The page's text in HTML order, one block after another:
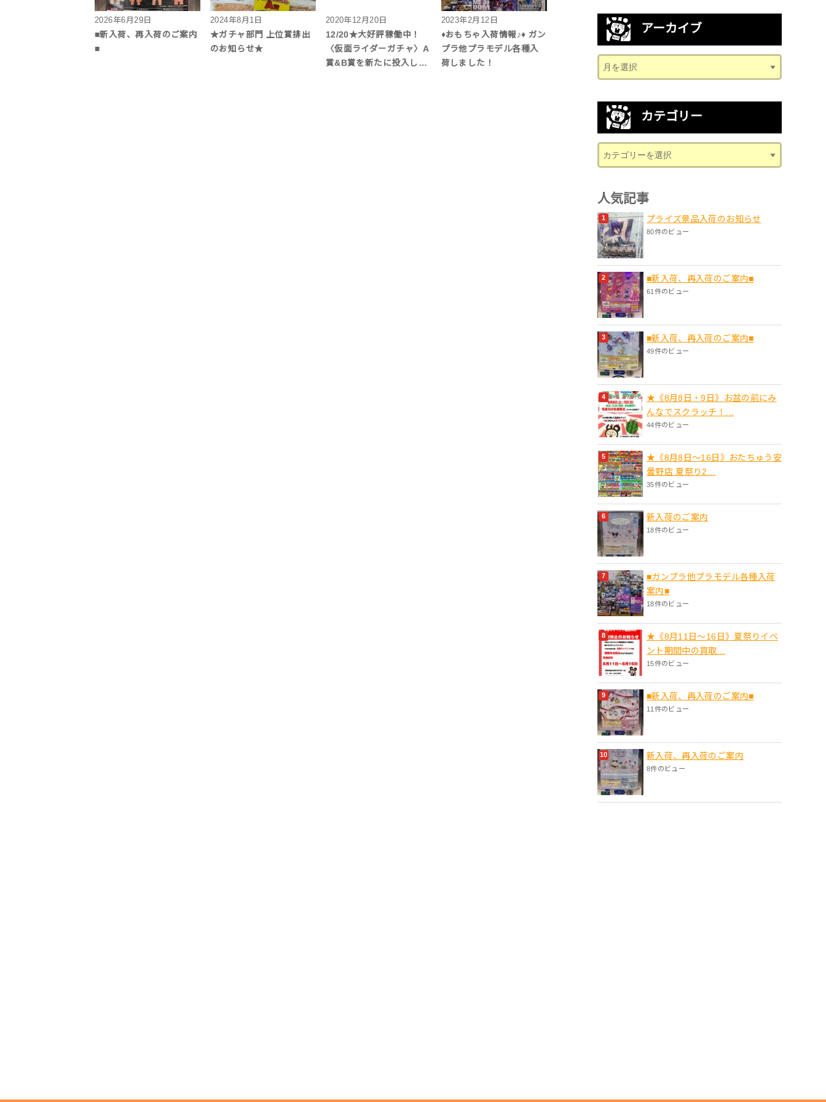
2026年6月29日
■新入荷、再入荷のご案内
■
2024年8月1日
★ガチャ部門 上位賞排出
のお知らせ★
2020年12月20日
12/20★大好評稼働中！
〈仮面ライダーガチャ〉A
賞&B賞を新たに投入し…
2023年2月12日
♦おもちゃ入荷情報♪♦ ガン
プラ他プラモデル各種入
荷しました！
アーカイブ
カテゴリー
人気記事
プライズ景品入荷のお知らせ
80件のビュー
■新入荷、再入荷のご案内■
61件のビュー
■新入荷、再入荷のご案内■
49件のビュー
★《8月8日・9日》お盆の前にみ
んなでスクラッチ！...
44件のビュー
★《8月8日～16日》おたちゅう安
曇野店 夏祭り2...
35件のビュー
新入荷のご案内
18件のビュー
■ガンプラ他プラモデル各種入荷
案内■
18件のビュー
★《8月11日～16日》夏祭りイベ
ント期間中の買取...
15件のビュー
■新入荷、再入荷のご案内■
11件のビュー
新入荷、再入荷のご案内
8件のビュー